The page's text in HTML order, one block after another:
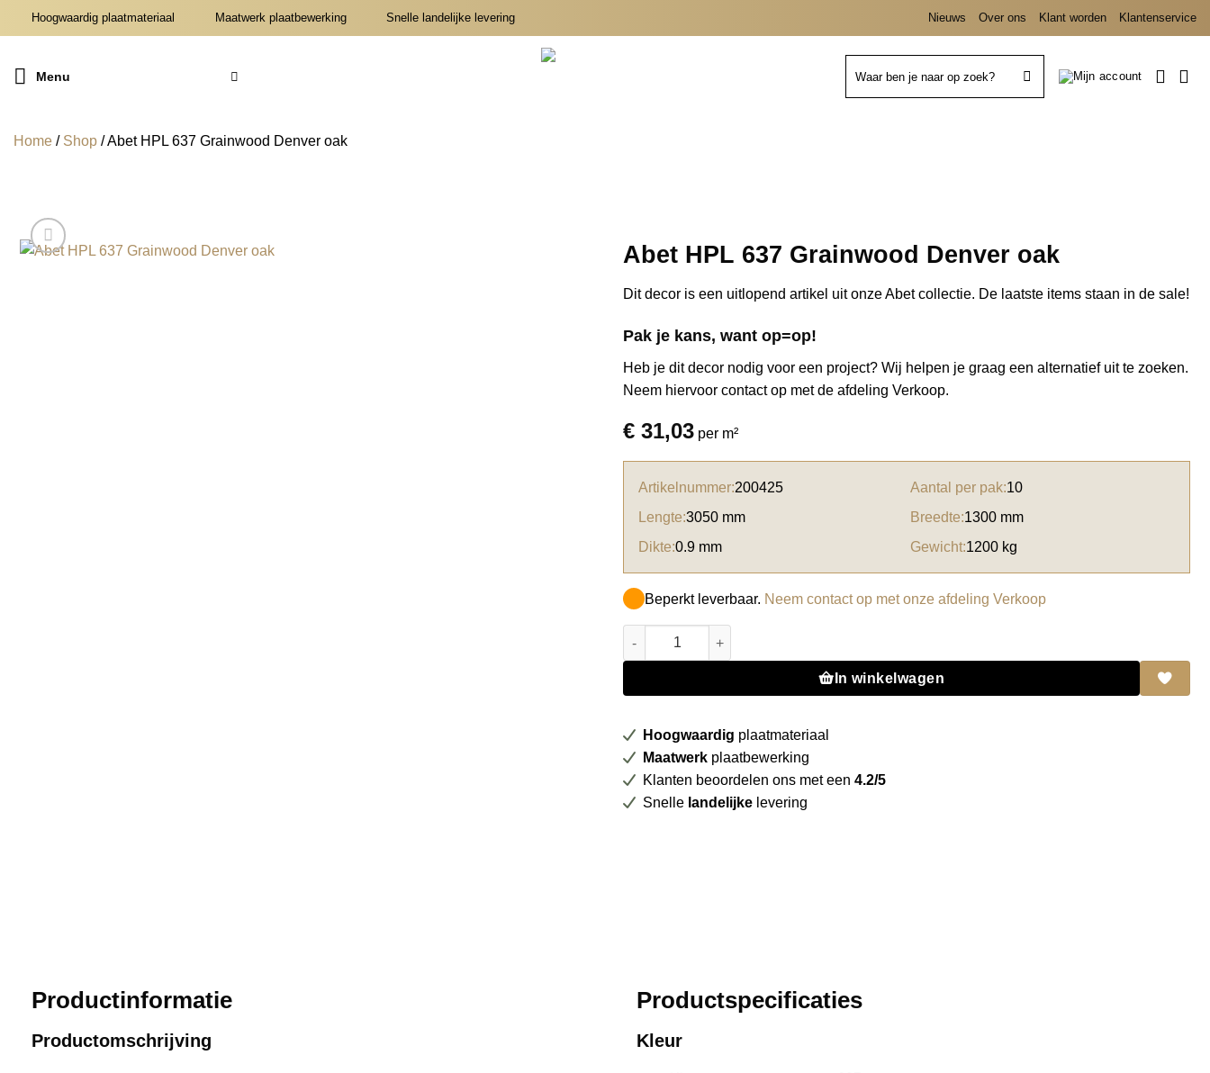
naar
Hoogwaardig plaatmateriaal Maatwerk plaatbewerking Snelle landelijke levering Nieuws Over ons Klant worden Klantenservice
Menu
naar:
Home / Shop /Abet HPL 637 Grainwood Denver oak
Abet HPL 637 Grainwood Denver oak
Dit decor is een uitlopend artikel uit onze Abet collectie. De laatste items staan in de sale!
Pak je kans, want op=op!
Heb je dit decor nodig voor een project? Wij helpen je graag een alternatief uit te zoeken.
Neem hiervoor contact op met de afdeling Verkoop.
€ 31,03 per m²
Artikelnummer:200425 Aantal per pak:10
Lengte:3050 mm Breedte:1300 mm
Dikte:0.9 mm Gewicht:1200 kg
Beperkt leverbaar. Neem contact op met onze afdeling Verkoop
Abet HPL 637 Grainwood Denver oak aantal
In winkelwagen
Hoogwaardig plaatmateriaal
Maatwerk plaatbewerking
Klanten beoordelen ons met een 4.2/5
Snelle landelijke levering
Productinformatie
Productomschrijving
Productspecificaties
Kleur